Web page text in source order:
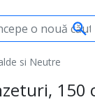
si Neutre
150